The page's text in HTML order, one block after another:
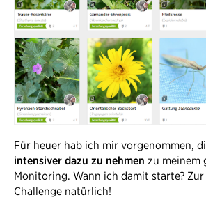
Für heuer hab ich mir vorgenommen,
intensiver dazu zu nehmen zu meinem
Monitoring. Wann ich damit starte?
Challenge natürlich!